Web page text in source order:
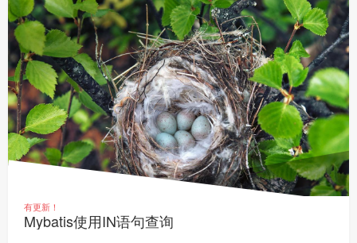
有更新！
Mybatis使用IN语句查询